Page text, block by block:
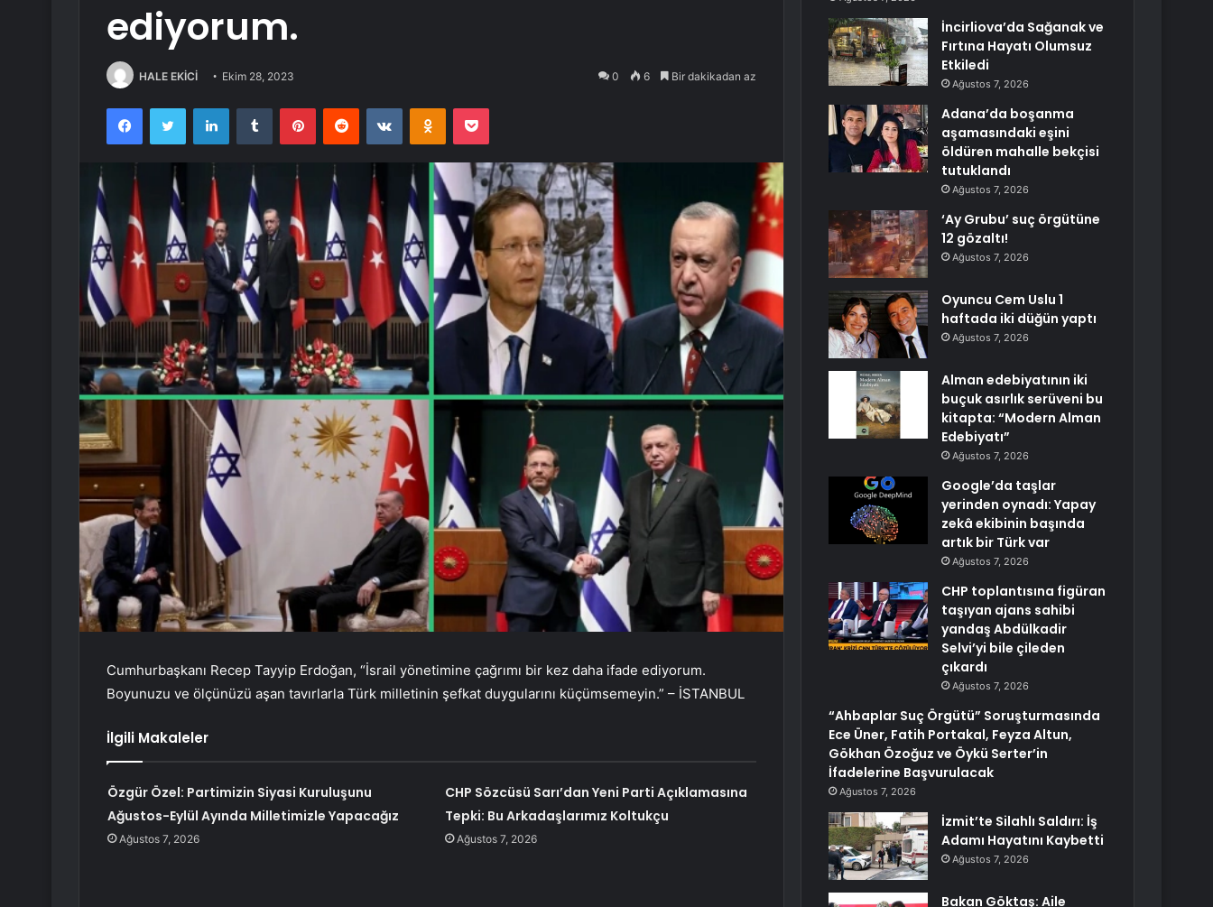
ediyorum.
HALE EKİCİ Ekim 28, 2023 0 6 Bir dakikadan az
FacebookTwitter LinkedInTumblr PinterestReddit VKontakteOdnoklassniki
Pocket
Cumhurbaşkanı Recep Tayyip Erdoğan, “İsrail yönetimine çağrımı bir kez daha ifade ediyorum.
Boyunuzu ve ölçünüzü aşan tavırlarla Türk milletinin şefkat duygularını küçümsemeyin.” – İSTANBUL
İlgili Makaleler
Özgür Özel: Partimizin Siyasi Kuruluşunu
Ağustos-Eylül Ayında Milletimizle Yapacağız
Ağustos 7, 2026
CHP Sözcüsü Sarı’dan Yeni Parti Açıklamasına
Tepki: Bu Arkadaşlarımız Koltukçu
Ağustos 7, 2026
İncirliova’da Sağanak ve
Fırtına Hayatı Olumsuz
Etkiledi
Ağustos 7, 2026
Adana’da boşanma
aşamasındaki eşini
öldüren mahalle bekçisi
tutuklandı
Ağustos 7, 2026
‘Ay Grubu’ suç örgütüne
12 gözaltı!
Ağustos 7, 2026
Oyuncu Cem Uslu 1
haftada iki düğün yaptı
Ağustos 7, 2026
Alman edebiyatının iki
buçuk asırlık serüveni bu
kitapta: “Modern Alman
Edebiyatı”
Ağustos 7, 2026
Google’da taşlar
yerinden oynadı: Yapay
zekâ ekibinin başında
artık bir Türk var
Ağustos 7, 2026
CHP toplantısına figüran
taşıyan ajans sahibi
yandaş Abdülkadir
Selvi’yi bile çileden
çıkardı
Ağustos 7, 2026
“Ahbaplar Suç Örgütü” Soruşturmasında
Ece Üner, Fatih Portakal, Feyza Altun,
Gökhan Özoğuz ve Öykü Serter’in
İfadelerine Başvurulacak
Ağustos 7, 2026
İzmit’te Silahlı Saldırı: İş
Adamı Hayatını Kaybetti
Ağustos 7, 2026
Bakan Göktaş: Aile